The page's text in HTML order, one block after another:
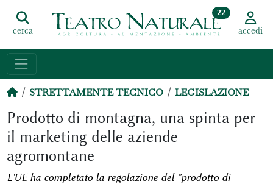
cerca
22
accedi
STRETTAMENTE TECNICO LEGISLAZIONE
Prodotto di montagna, una spinta per
il marketing delle aziende
agromontane
L'UE ha completato la regolazione del "prodotto di